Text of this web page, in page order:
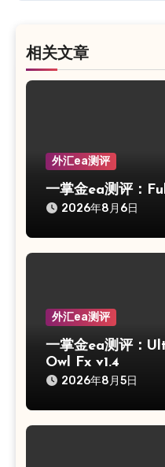
相关文章
外汇ea测评
一掌金ea测评：
2026年8月6日
外汇ea测评
一掌金ea测评：
Owl Fx v1.4
2026年8月5日